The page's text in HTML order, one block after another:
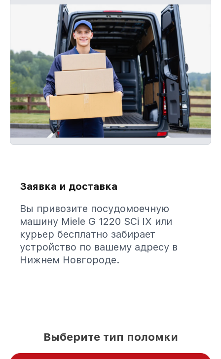
Заявка и доставка
Вы привозите посудомоечную
машину Miele G 1220 SCi IX или
курьер бесплатно забирает
устройство по вашему адресу в
Нижнем Новгороде.
Выберите тип поломки